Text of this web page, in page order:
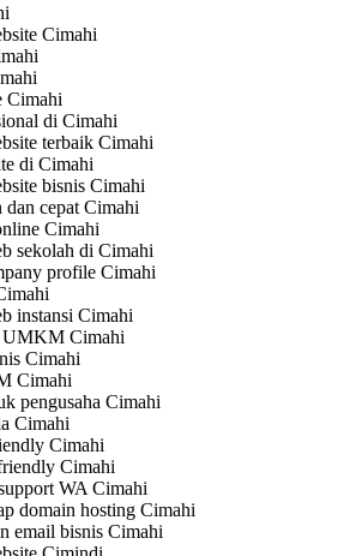
Cimahi
Cimahi
di Cimahi
terbaik Cimahi
di Cimahi
bisnis Cimahi
dan cepat Cimahi
Cimahi
sekolah di Cimahi
profile Cimahi
instansi Cimahi
UMKM Cimahi
Cimahi
Cimahi
pengusaha Cimahi
Cimahi
Cimahi
Cimahi
WA Cimahi
domain hosting Cimahi
email bisnis Cimahi